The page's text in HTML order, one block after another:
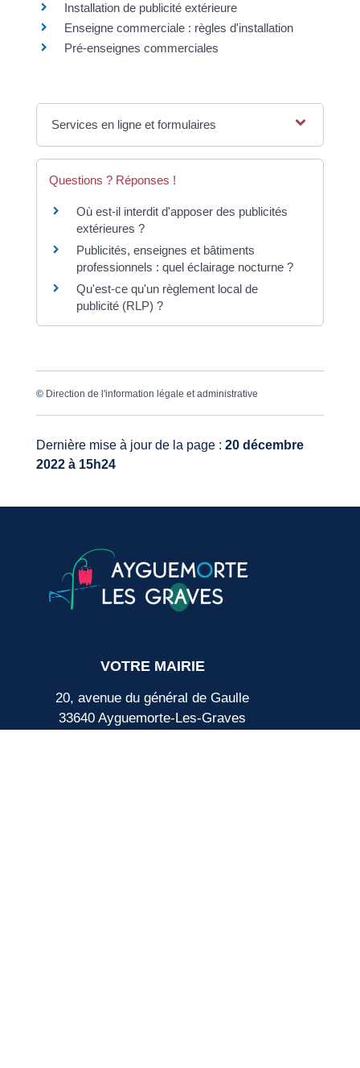
Installation de publicité extérieure
Enseigne commerciale : règles d'installation
Pré-enseignes commerciales
Services en ligne et formulaires
Questions ? Réponses !
Où est-il interdit d'apposer des publicités
extérieures ?
Publicités, enseignes et bâtiments
professionnels : quel éclairage nocturne ?
Qu'est-ce qu'un règlement local de
publicité (RLP) ?
© Direction de l'information légale et administrative
Dernière mise à jour de la page : 20 décembre
2022 à 15h24
VOTRE MAIRIE
20, avenue du général de Gaulle
33640 Ayguemorte-Les-Graves